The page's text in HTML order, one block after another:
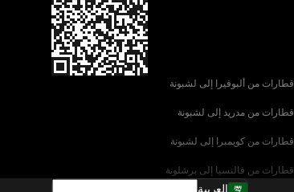
قطارات من ألبوفيرا إلى لشبونة
قطارات من مدريد إلى لشبونة
قطارات من كويمبرا إلى لشبونة
قطارات من فالنسيا إلى برشلونة
العربية